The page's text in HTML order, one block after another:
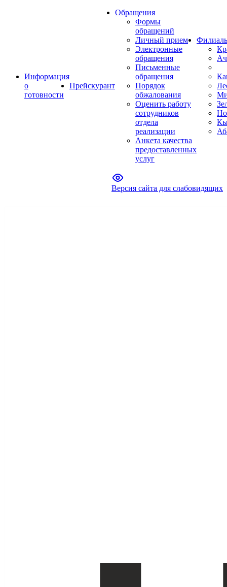
Информация
о
готовности
Прейскурант
Обращения
Формы
обращений
Личный прием
Электронные
обращения
Письменные
обращения
Порядок
обжалования
Оценить работу
сотрудников
отдела
реализации
Анкета качества
предоставленных
услуг
Версия сайта для слабовидящих